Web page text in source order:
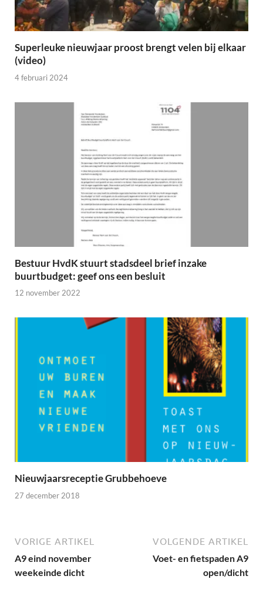
Superleuke nieuwjaar proost brengt velen bij elkaar
(video)
4 februari 2024
Bestuur HvdK stuurt stadsdeel brief inzake
buurtbudget: geef ons een besluit
12 november 2022
Nieuwjaarsreceptie Grubbehoeve
27 december 2018
VORIGE ARTIKEL
A9 eind november
weekeinde dicht
VOLGENDE ARTIKEL
Voet- en fietspaden A9
open/dicht